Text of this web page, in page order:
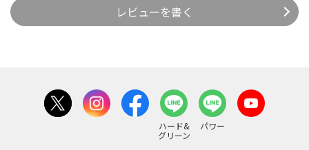
レビューを書く
ハード&
グリーン
パワー